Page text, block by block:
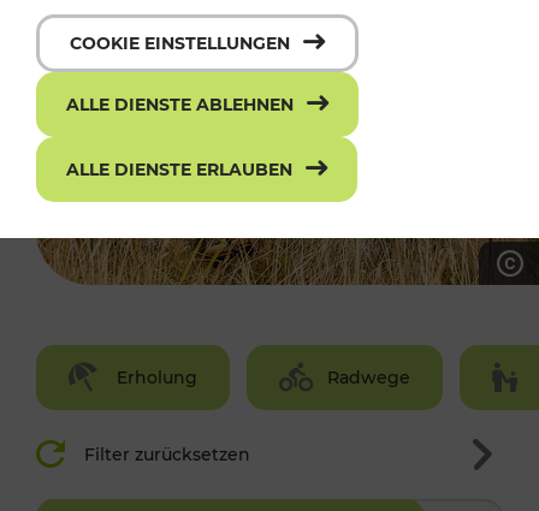
Erholung Radwege
Filter zurücksetzen
COOKIE EINSTELLUNGEN
ALLE DIENSTE ABLEHNEN
ALLE DIENSTE ERLAUBEN